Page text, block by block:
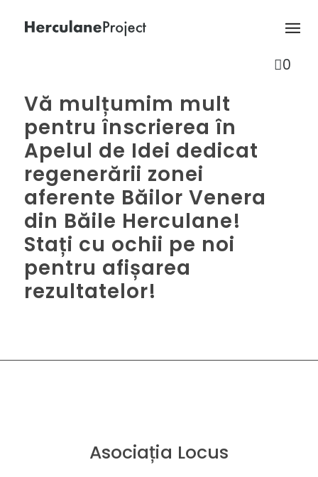
0
Vă mulțumim mult
pentru înscrierea în
Apelul de Idei dedicat
regenerării zonei
aferente Băilor Venera
din Băile Herculane!
Stați cu ochii pe noi
pentru afișarea
rezultatelor!
Asociația Locus